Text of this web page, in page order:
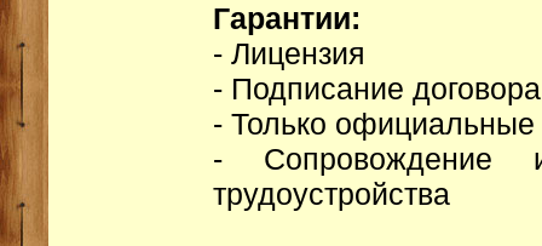
Гарантии:
- Лицензия
- Подписание договора
- Только официальные
- Сопровождение
трудоустройства